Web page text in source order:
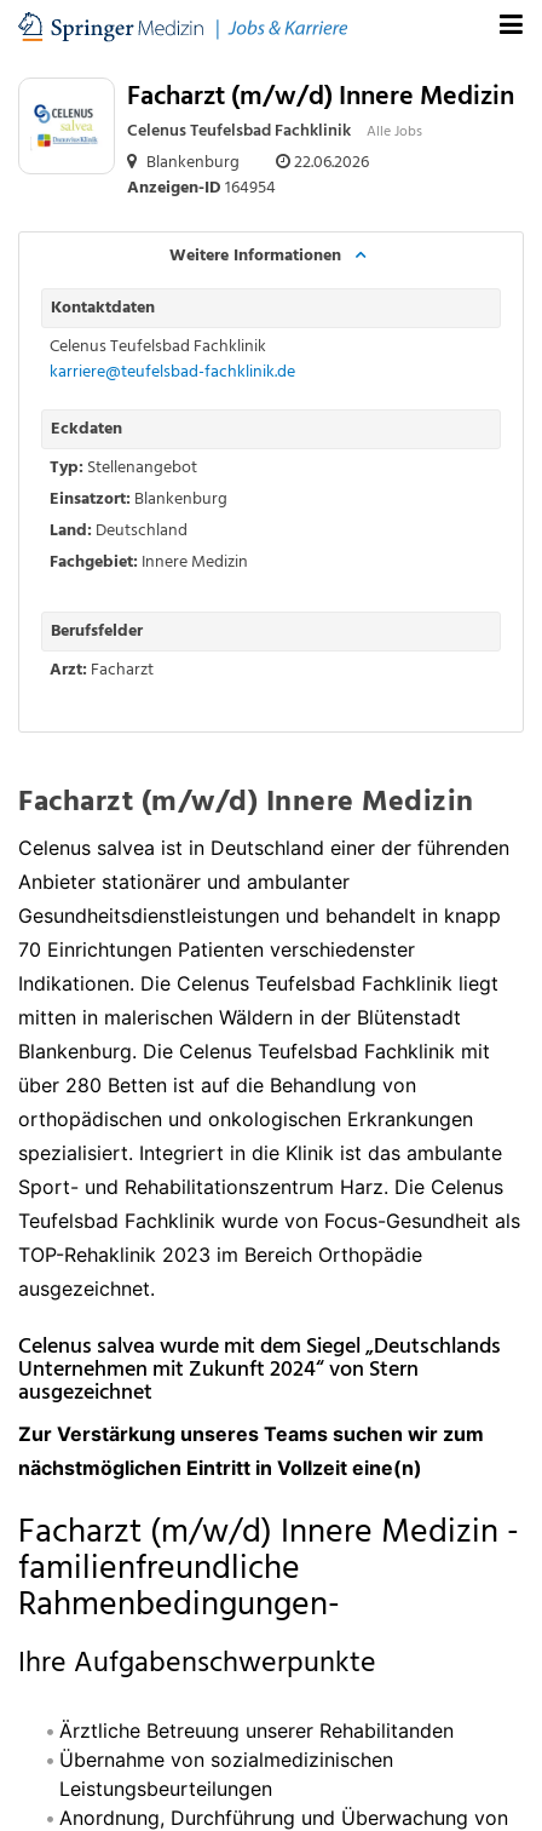
Facharzt (m/w/d) Innere Medizin
Celenus Teufelsbad Fachklinik Alle Jobs
Blankenburg
22.06.2026
Anzeigen-ID164954
Weitere Informationen
Kontaktdaten
Celenus Teufelsbad Fachklinik
karriere@teufelsbad-fachklinik.de
Eckdaten
Typ: Stellenangebot
Einsatzort: Blankenburg
Land: Deutschland
Fachgebiet: Innere Medizin
Berufsfelder
Arzt: Facharzt
Facharzt (m/w/d) Innere Medizin
Celenus salvea ist in Deutschland einer der führenden
Anbieter stationärer und ambulanter
Gesundheitsdienstleistungen und behandelt in knapp
70 Einrichtungen Patienten verschiedenster
Indikationen. Die Celenus Teufelsbad Fachklinik liegt
mitten in malerischen Wäldern in der Blütenstadt
Blankenburg. Die Celenus Teufelsbad Fachklinik mit
über 280 Betten ist auf die Behandlung von
orthopädischen und onkologischen Erkrankungen
spezialisiert. Integriert in die Klinik ist das ambulante
Sport- und Rehabilitationszentrum Harz. Die Celenus
Teufelsbad Fachklinik wurde von Focus-Gesundheit als
TOP-Rehaklinik 2023 im Bereich Orthopädie
ausgezeichnet.
Celenus salvea wurde mit dem Siegel „Deutschlands
Unternehmen mit Zukunft 2024“ von Stern
ausgezeichnet
Zur Verstärkung unseres Teams suchen wir zum
nächstmöglichen Eintritt in Vollzeit eine(n)
Facharzt (m/w/d) Innere Medizin -
familienfreundliche
Rahmenbedingungen-
Ihre Aufgabenschwerpunkte
Ärztliche Betreuung unserer Rehabilitanden
Übernahme von sozialmedizinischen
Leistungsbeurteilungen
Anordnung, Durchführung und Überwachung von